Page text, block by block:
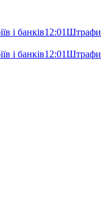
і банків12:01Штрафи
і банків12:01Штрафи